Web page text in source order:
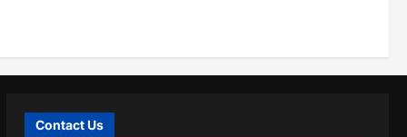
Contact Us